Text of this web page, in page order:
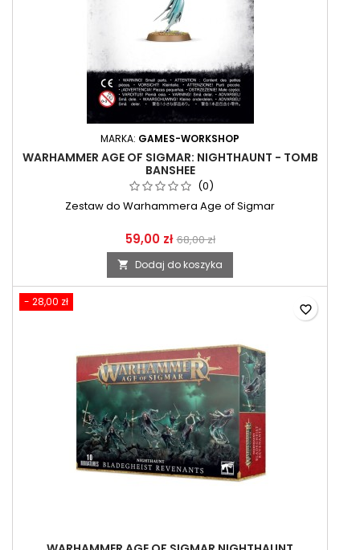
MARKA: GAMES-WORKSHOP
WARHAMMER AGE OF SIGMAR: NIGHTHAUNT - TOMB
BANSHEE
(0)
Zestaw do Warhammera Age of Sigmar
59,00 zł 68,00 zł
 Dodaj do koszyka
- 28,00 zł
favorite_border